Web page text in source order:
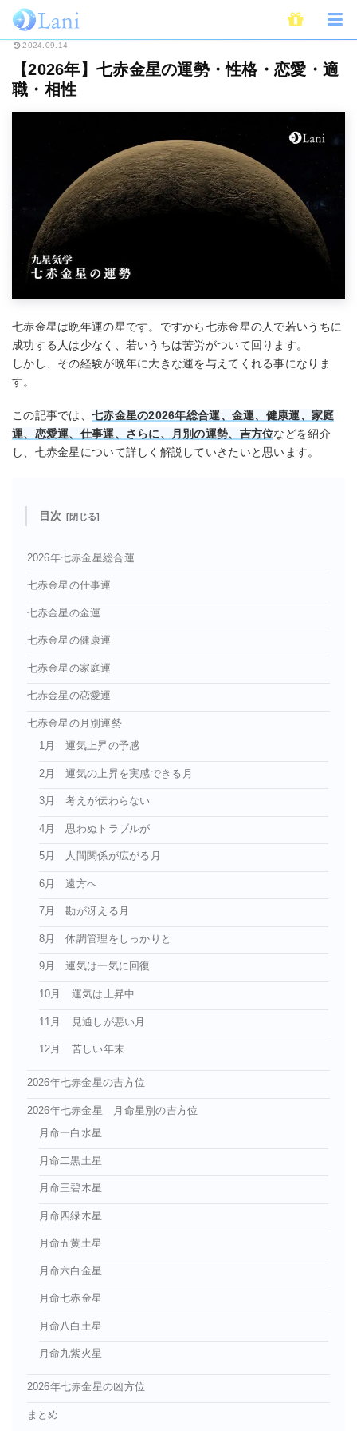
ホーム 占い 【2026年】七赤金星の運勢・性格・恋愛・適職・
2024.09.14
【2026年】七赤金星の運勢・性格・恋愛・適
職・相性
七赤金星は晩年運の星です。ですから七赤金星の人で若いうちに
成功する人は少なく、若いうちは苦労がついて回ります。
しかし、その経験が晩年に大きな運を与えてくれる事になりま
す。
この記事では、 七赤金星の2026年総合運、金運、健康運、家庭
運、恋愛運、仕事運、さらに、月別の運勢、吉方位などを紹介
し、七赤金星について詳しく解説していきたいと思います。
目次
2026年七赤金星総合運
七赤金星の仕事運
七赤金星の金運
七赤金星の健康運
七赤金星の家庭運
七赤金星の恋愛運
七赤金星の月別運勢
1月 運気上昇の予感
2月 運気の上昇を実感できる月
3月 考えが伝わらない
4月 思わぬトラブルが
5月 人間関係が広がる月
6月 遠方へ
7月 勘が冴える月
8月 体調管理をしっかりと
9月 運気は一気に回復
10月 運気は上昇中
11月 見通しが悪い月
12月 苦しい年末
2026年七赤金星の吉方位
2026年七赤金星 月命星別の吉方位
月命一白水星
月命二黒土星
月命三碧木星
月命四緑木星
月命五黄土星
月命六白金星
月命七赤金星
月命八白土星
月命九紫火星
2026年七赤金星の凶方位
まとめ